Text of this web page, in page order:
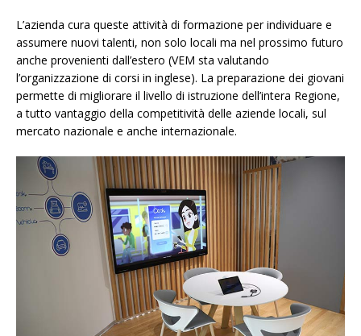
L’azienda cura queste attività di formazione per individuare e
assumere nuovi talenti, non solo locali ma nel prossimo futuro
anche provenienti dall’estero (VEM sta valutando
l’organizzazione di corsi in inglese). La preparazione dei giovani
permette di migliorare il livello di istruzione dell’intera Regione,
a tutto vantaggio della competitività delle aziende locali, sul
mercato nazionale e anche internazionale.